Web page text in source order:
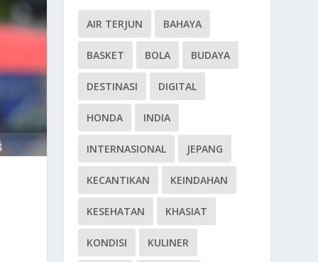
AIR TERJUN BAHAYA
BASKET BOLA BUDAYA
DESTINASI DIGITAL
HONDA INDIA
INTERNASIONAL JEPANG
KECANTIKAN KEINDAHAN
KESEHATAN KHASIAT
KONDISI KULINER